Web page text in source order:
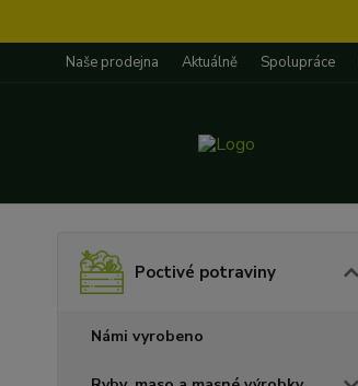
Naše prodejna Aktuálně Spolupráce
Poctivé potraviny
Námi vyrobeno